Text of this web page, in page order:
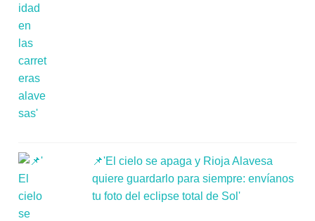
📌'El cielo se apaga y Rioja Alavesa
quiere guardarlo para siempre: envíanos
tu foto del eclipse total de Sol'